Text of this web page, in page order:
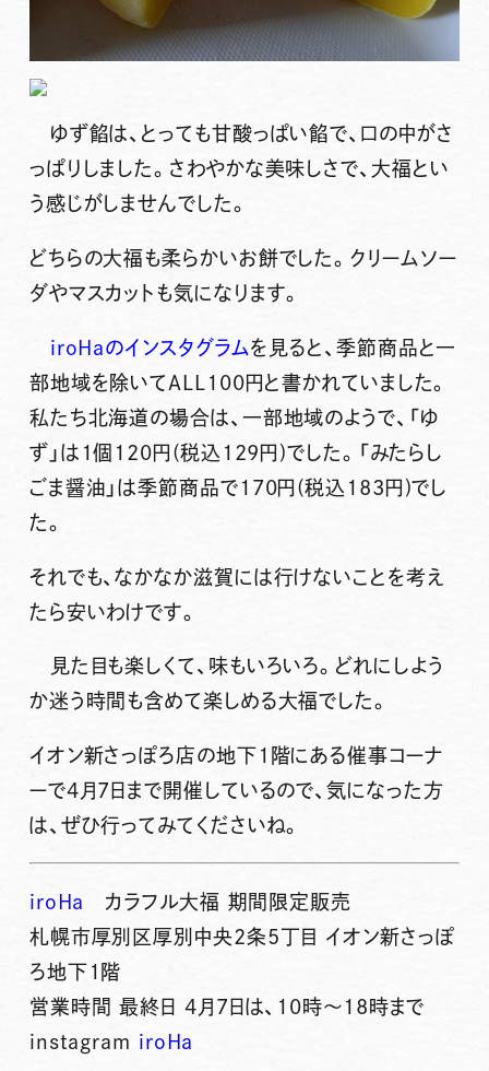
ゆず餡は、とっても甘酸っぱい餡で、口の中がさ
っぱりしました。さわやかな美味しさで、大福とい
う感じがしませんでした。
どちらの大福も柔らかいお餅でした。クリームソー
ダやマスカットも気になります。
iroHaのインスタグラムを見ると、季節商品と一
部地域を除いてALL100円と書かれていました。
私たち北海道の場合は、一部地域のようで、「ゆ
ず」は1個120円(税込129円)でした。「みたらし
ごま醤油」は季節商品で170円(税込183円)でし
た。
それでも、なかなか滋賀には行けないことを考え
たら安いわけです。
見た目も楽しくて、味もいろいろ。どれにしよう
か迷う時間も含めて楽しめる大福でした。
イオン新さっぽろ店の地下1階にある催事コーナ
ーで4月7日まで開催しているので、気になった方
は、ぜひ行ってみてくださいね。
iroHa
カラフル大福 期間限定販売
札幌市厚別区厚別中央2条5丁目 イオン新さっぽ
ろ地下1階
営業時間 最終日 4月7日は、10時～18時まで
instagram iroHa